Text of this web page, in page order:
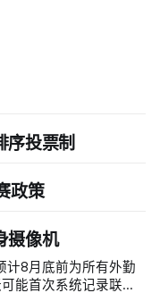
序投票制
政策
摄像机
计8月底前为所有外勤
能首次系统记录联邦